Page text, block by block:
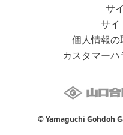
サ
サイ
個人情報の
カスタマー
© Yamaguchi Gohdoh